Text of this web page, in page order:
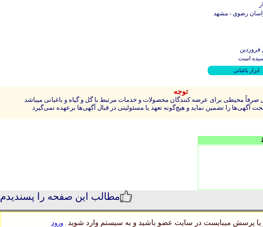
رضوي - مشهد
است
ابزار باغبانی
توجه
محیطی برای عرضه کنندگان محصولات و خدمات مرتبط با گل و گیاه و باغبانی میباشد
آگهی‌ها را تضمین نماید و هیچ‌گونه تعهد یا مسئولیتی در قبال آگهی‌ها برعهده نمی‌گیرد
مطالب این صفحه را پسندیدم
یا پرسش میبایست در سایت عضو باشید و به سیستم وارد شوید .ورود